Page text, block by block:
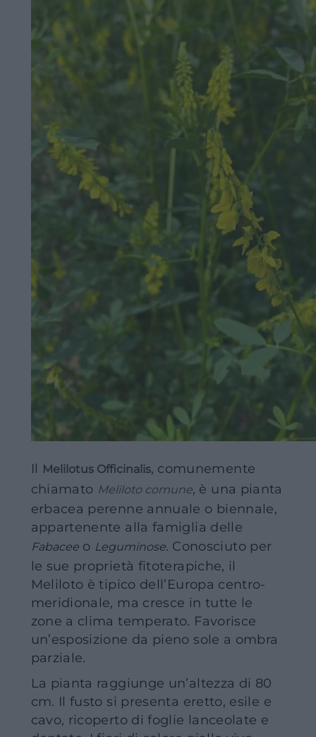
Il Melilotus Officinalis, comunemente
chiamato Meliloto comune, è una pianta
erbacea perenne annuale o biennale,
appartenente alla famiglia delle
Fabaceeo Leguminose. Conosciuto per
le sue proprietà fitoterapiche, il
Meliloto è tipico dell’Europa centro-
meridionale, ma cresce in tutte le
zone a clima temperato. Favorisce
un’esposizione da pieno sole a ombra
parziale.
La pianta raggiunge un’altezza di 80
cm. Il fusto si presenta eretto, esile e
cavo, ricoperto di foglie lanceolate e